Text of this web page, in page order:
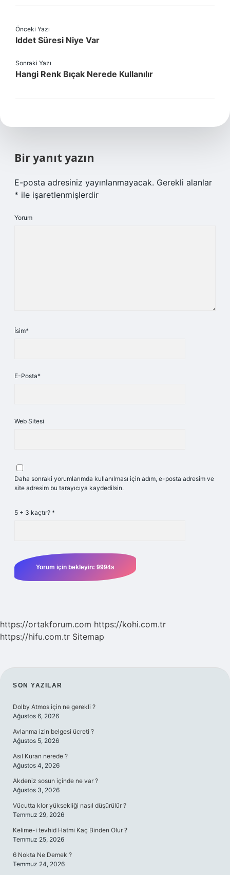
Önceki Yazı
Iddet Süresi Niye Var
Sonraki Yazı
Hangi Renk Bıçak Nerede Kullanılır
Bir yanıt yazın
E-posta adresiniz yayınlanmayacak. Gerekli alanlar
* ile işaretlenmişlerdir
Yorum
İsim*
E-Posta*
Web Sitesi
Daha sonraki yorumlarımda kullanılması için adım, e-posta adresim ve
site adresim bu tarayıcıya kaydedilsin.
5 + 3 kaçtır? *
https://ortakforum.com https://kohi.com.tr
https://hifu.com.tr Sitemap
SIDEBAR
SON YAZILAR
Dolby Atmos için ne gerekli ?
Ağustos 6, 2026
Avlanma izin belgesi ücreti ?
Ağustos 5, 2026
Asıl Kuran nerede ?
Ağustos 4, 2026
Akdeniz sosun içinde ne var ?
Ağustos 3, 2026
Vücutta klor yüksekliği nasıl düşürülür ?
Temmuz 29, 2026
Kelime-i tevhid Hatmi Kaç Binden Olur ?
Temmuz 25, 2026
6 Nokta Ne Demek ?
Temmuz 24, 2026